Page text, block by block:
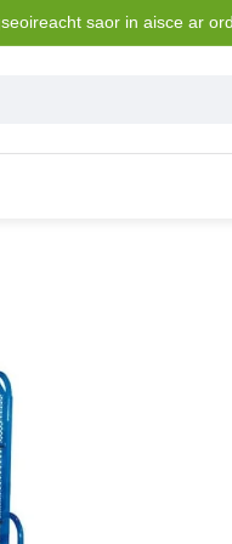
saor in aisce ar